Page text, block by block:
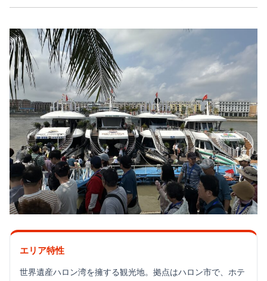
エリア特性
世界遺産ハロン湾を擁する観光地。拠点はハロン市で、ホテ